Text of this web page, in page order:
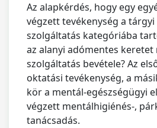
Az alapkérdés, hogy egy
végzett tevékenység a
szolgáltatás kategóriába
az alanyi adómentes
szolgáltatás bevétele? Az
oktatási tevékenység, a
kör a mentál-egészségügyi
végzett mentálhigiénés-,
tanácsadás.